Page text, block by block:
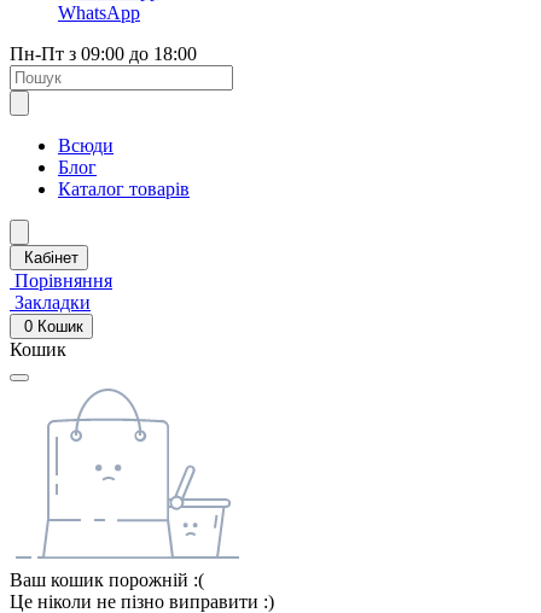
WhatsApp
Пн-Пт з 09:00 до 18:00
Всюди
Блог
Каталог товарів
Кабінет
Порівняння
Закладки
0 Кошик
Кошик
Ваш кошик порожній :(
Це ніколи не пізно виправити :)